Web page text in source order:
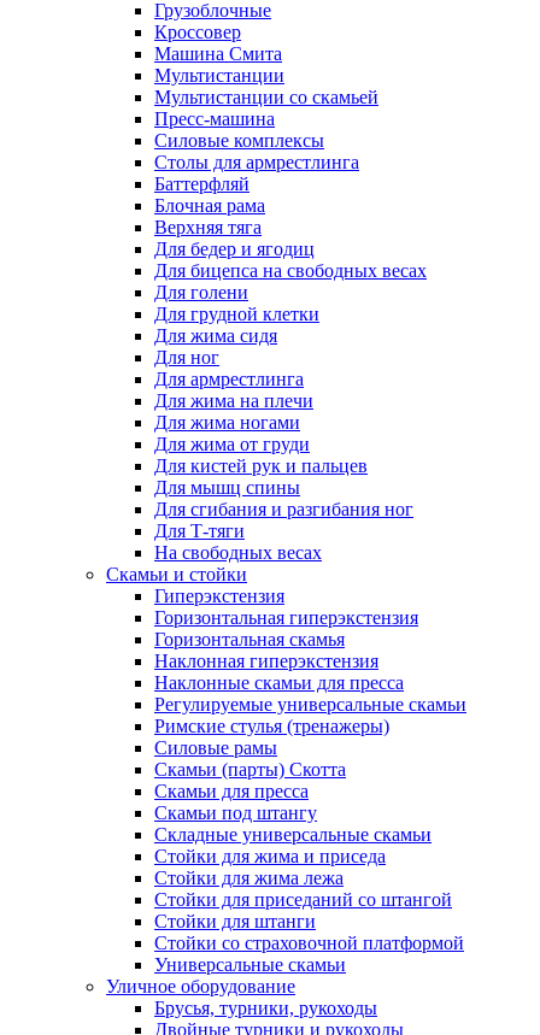
Грузоблочные
Кроссовер
Машина Смита
Мультистанции
Мультистанции со скамьей
Пресс-машина
Силовые комплексы
Столы для армрестлинга
Баттерфляй
Блочная рама
Верхняя тяга
Для бедер и ягодиц
Для бицепса на свободных весах
Для голени
Для грудной клетки
Для жима сидя
Для ног
Для армрестлинга
Для жима на плечи
Для жима ногами
Для жима от груди
Для кистей рук и пальцев
Для мышц спины
Для сгибания и разгибания ног
Для Т-тяги
На свободных весах
Скамьи и стойки
Гиперэкстензия
Горизонтальная гиперэкстензия
Горизонтальная скамья
Наклонная гиперэкстензия
Наклонные скамьи для пресса
Регулируемые универсальные скамьи
Римские стулья (тренажеры)
Силовые рамы
Скамьи (парты) Скотта
Скамьи для пресса
Скамьи под штангу
Складные универсальные скамьи
Стойки для жима и приседа
Стойки для жима лежа
Стойки для приседаний со штангой
Стойки для штанги
Стойки со страховочной платформой
Универсальные скамьи
Уличное оборудование
Брусья, турники, рукоходы
Двойные турники и рукоходы